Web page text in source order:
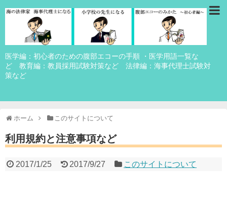
医学編：初心者のための腹部エコーの手順 ・医学用語一覧な
ど 教育編：教員採用試験対策など 法律編：海事代理士試験対
策など
ホーム このサイトについて
利用規約と注意事項など
2017/1/25 2017/9/27 このサイトについて